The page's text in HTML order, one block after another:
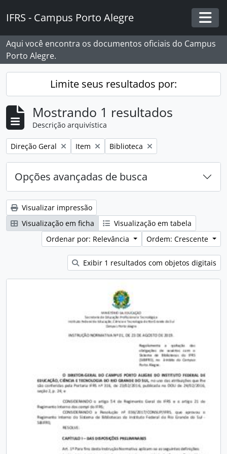
IFRS - Campus Porto Alegre
Aqui você encontra os documentos oficiais do Campus
Porto Alegre.
Limite seus resultados por:
Mostrando 1 resultados
Descrição arquivística
Remover filtro:
Direção Geral Remover filtro:
Item Remover filtro:
Biblioteca
Opções avançadas de busca
Visualizar impressão
Visualização em ficha
Visualização em tabela
Ordenar por: Relevância
Ordem: Crescente
Exibir 1 resultados com objetos digitais